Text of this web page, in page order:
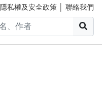
隱私權及安全政策 聯絡我們